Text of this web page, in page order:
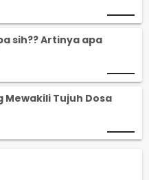
sih?? Artinya apa
Mewakili Tujuh Dosa